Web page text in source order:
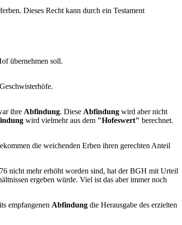
Dieses Recht kann durch ein Testament
übernehmen soll.
ihre Abfindung. Diese Abfindung wird aber nicht
wird vielmehr aus dem "Hofeswert" berechnet.
die weichenden Erben ihren gerechten Anteil
nicht mehr erhöht worden sind, hat der BGH mit Urteil
ergeben würde. Viel ist das aber immer noch
empfangenen Abfindung die Herausgabe des erzielten